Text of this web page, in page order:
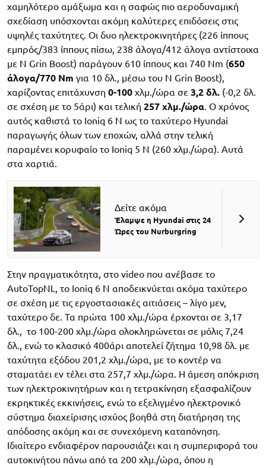
χαμηλότερο αμάξωμα και η σαφώς πιο αεροδυναμική
σχεδίαση υπόσχονται ακόμη καλύτερες επιδόσεις στις
υψηλές ταχύτητες. Οι δυο ηλεκτροκινητήρες (226 ίππους
εμπρός/383 ίππους πίσω, 238 άλογα/412 άλογα αντίστοιχα
με N Grin Boost) παράγουν 610 ίππους και 740 Nm (650
άλογα/770 Nm για 10 δλ., μέσω του N Grin Boost),
χαρίζοντας επιτάχυνση 0-100 χλμ./ώρα σε 3,2 δλ. (-0,2 δλ.
σε σχέση με το 5άρι) και τελική 257 χλμ./ώρα . Ο χρόνος
αυτός καθιστά το Ioniq 6 N ως το ταχύτερο Hyundai
παραγωγής όλων των εποχών, αλλά στην τελική
παραμένει κορυφαίο το Ioniq 5 N (260 χλμ./ώρα). Αυτά
στα χαρτιά.
Δείτε ακόμα
Έλαμψε η Hyundai στις 24
Ώρες του Nurburgring
Στην πραγματικότητα, στο video που ανέβασε το
AutoTopNL, το Ioniq 6 N αποδεικνύεται ακόμα ταχύτερο
σε σχέση με τις εργοστασιακές αιτιάσεις – λίγο μεν,
ταχύτερο δε. Τα πρώτα 100 χλμ./ώρα έρχονται σε 3,17
δλ., το 100-200 χλμ./ώρα ολοκληρώνεται σε μόλις 7,24
δλ., ενώ το κλασικό 400άρι αποτελεί ζήτημα 10,98 δλ. με
ταχύτητα εξόδου 201,2 χλμ./ώρα, με το κοντέρ να
σταματάει εν τέλει στα 257,7 χλμ./ώρα. Η άμεση απόκριση
των ηλεκτροκινητήρων και η τετρακίνηση εξασφαλίζουν
εκρηκτικές εκκινήσεις, ενώ το εξελιγμένο ηλεκτρονικό
σύστημα διαχείρισης ισχύος βοηθά στη διατήρηση της
απόδοσης ακόμη και σε συνεχόμενη καταπόνηση.
Ιδιαίτερο ενδιαφέρον παρουσιάζει και η συμπεριφορά του
αυτοκινήτου πάνω από τα 200 χλμ./ώρα, όπου η